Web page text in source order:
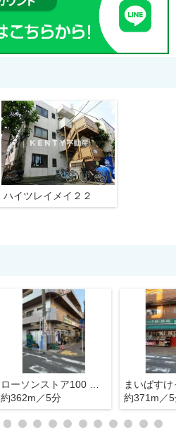
ハイツレイメイ２２
約362m／5分
約371m／